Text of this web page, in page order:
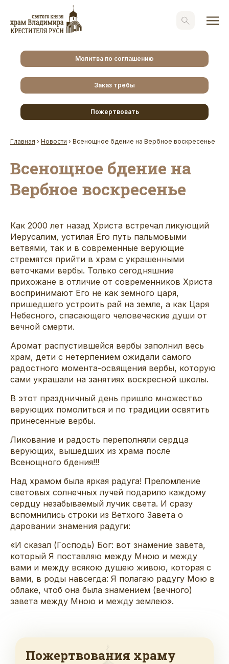
Молитва по соглашению
Заказ требы
Пожертвовать
Главная › Новости › Всенощное бдение на Вербное воскресенье
Всенощное бдение на
Вербное воскресенье
Как 2000 лет назад Христа встречал ликующий
Иерусалим, устилая Его путь пальмовыми
ветвями, так и в современные верующие
стремятся прийти в храм с украшенными
веточками вербы. Только сегодняшние
прихожане в отличие от современников Христа
воспринимают Его не как земного царя,
пришедшего устроить рай на земле, а как Царя
Небесного, спасающего человеческие души от
вечной смерти.
Аромат распустившейся вербы заполнил весь
храм, дети с нетерпением ожидали самого
радостного момента-освящения вербы, которую
сами украшали на занятиях воскресной школы.
В этот праздничный день пришло множество
верующих помолиться и по традиции освятить
принесенные вербы.
Ликование и радость переполняли сердца
верующих, вышедших из храма после
Всенощного бдения!!!
Над храмом была яркая радуга! Преломление
световых солнечных лучей подарило каждому
сердцу незабываемый лучик света. И сразу
вспомнились строки из Ветхого Завета о
даровании знамения радуги:
«И сказал (Господь) Бог: вот знамение завета,
который Я поставляю между Мною и между
вами и между всякою душею живою, которая с
вами, в роды навсегда: Я полагаю радугу Мою в
облаке, чтоб она была знамением (вечного)
завета между Мною и между землею».
Пожертвования храму